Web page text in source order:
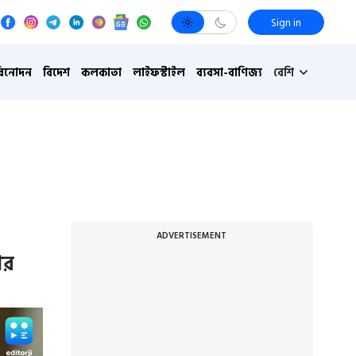
Sign in
বিদেশ কলকাতা লাইফস্টাইল ব্যবসা-বাণিজ্য বেশি
ADVERTISEMENT